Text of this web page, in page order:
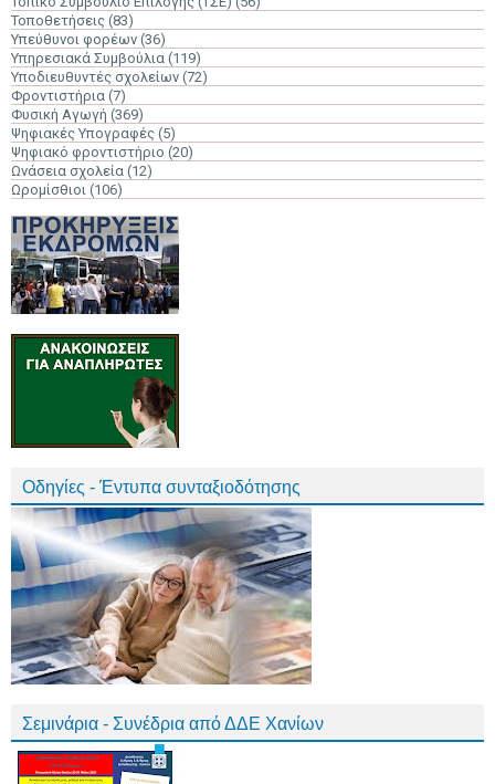
Τοποθετήσεις (83)
Υπεύθυνοι φορέων (36)
Υπηρεσιακά Συμβούλια (119)
Υποδιευθυντές σχολείων (72)
Φροντιστήρια (7)
Φυσική Αγωγή (369)
Ψηφιακές Υπογραφές (5)
Ψηφιακό φροντιστήριο (20)
Ωνάσεια σχολεία (12)
Ωρομίσθιοι (106)
Οδηγίες - Έντυπα συνταξιοδότησης
Σεμινάρια - Συνέδρια από ΔΔΕ Χανίων